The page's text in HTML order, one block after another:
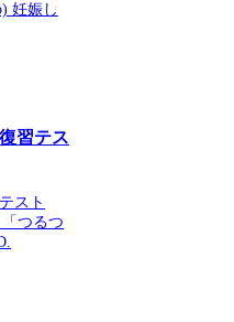
妊娠し
習テス
スト
つるつ